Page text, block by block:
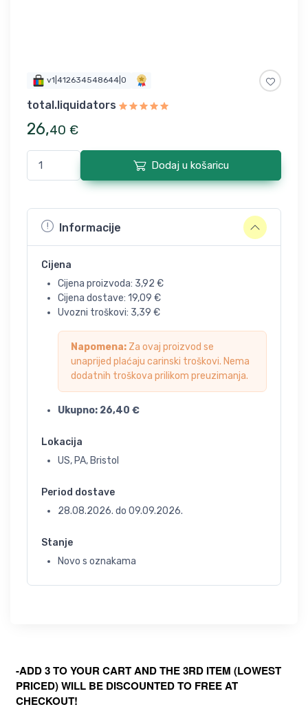
v1|412634548644|0
total.liquidators
26,40 €
Dodaj u košaricu
Informacije
Cijena
Cijena proizvoda: 3,92 €
Cijena dostave: 19,09 €
Uvozni troškovi: 3,39 €
Napomena: Za ovaj proizvod se
unaprijed plaćaju carinski troškovi. Nema
dodatnih troškova prilikom preuzimanja.
Ukupno: 26,40 €
Lokacija
US, PA, Bristol
Period dostave
28.08.2026. do 09.09.2026.
Stanje
Novo s oznakama